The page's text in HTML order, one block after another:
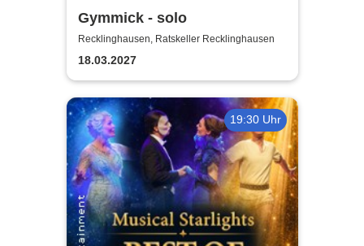
Gymmick - solo
Recklinghausen, Ratskeller Recklinghausen
18.03.2027
19:30 Uhr